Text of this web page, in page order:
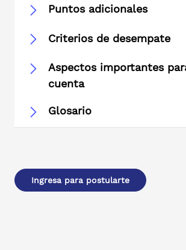
Puntos adicionales
Criterios de desempate
Aspectos importantes
cuenta
Glosario
Ingresa para postularte